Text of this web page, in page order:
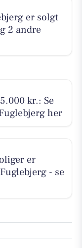
er solgt
2 andre
kr.: Se
her
er
- se